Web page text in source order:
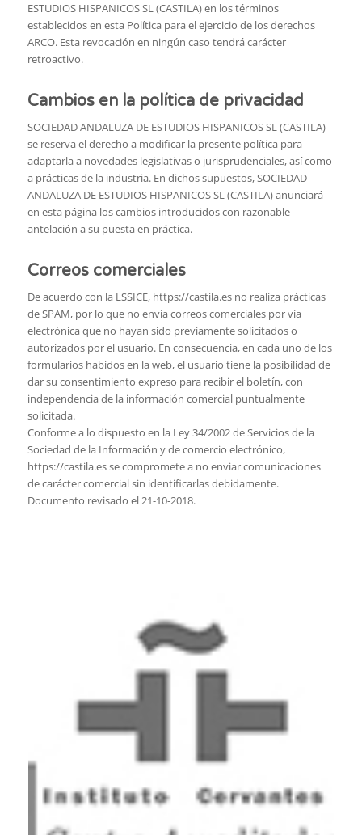
ESTUDIOS HISPANICOS SL (CASTILA) en los términos
establecidos en esta Política para el ejercicio de los derechos
ARCO. Esta revocación en ningún caso tendrá carácter
retroactivo.
Cambios en la política de privacidad
SOCIEDAD ANDALUZA DE ESTUDIOS HISPANICOS SL (CASTILA)
se reserva el derecho a modificar la presente política para
adaptarla a novedades legislativas o jurisprudenciales, así como
a prácticas de la industria. En dichos supuestos, SOCIEDAD
ANDALUZA DE ESTUDIOS HISPANICOS SL (CASTILA) anunciará
en esta página los cambios introducidos con razonable
antelación a su puesta en práctica.
Correos comerciales
De acuerdo con la LSSICE, https://castila.es no realiza prácticas
de SPAM, por lo que no envía correos comerciales por vía
electrónica que no hayan sido previamente solicitados o
autorizados por el usuario. En consecuencia, en cada uno de los
formularios habidos en la web, el usuario tiene la posibilidad de
dar su consentimiento expreso para recibir el boletín, con
independencia de la información comercial puntualmente
solicitada.
Conforme a lo dispuesto en la Ley 34/2002 de Servicios de la
Sociedad de la Información y de comercio electrónico,
https://castila.es se compromete a no enviar comunicaciones
de carácter comercial sin identificarlas debidamente.
Documento revisado el 21-10-2018.